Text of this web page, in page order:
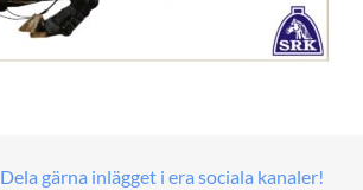
Dela gärna inlägget i era sociala kanaler!